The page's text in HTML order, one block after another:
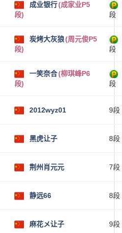
成业银行(成家业P5
段)
段
炭烤大灰狼(周元俊P5
段)
段
一笑奈合(柳琪峰P6
段)
段
2012wyz01 9段
黑虎让子 8段
荆州肖元元 7段
静远66 8段
麻花メ让子 9段